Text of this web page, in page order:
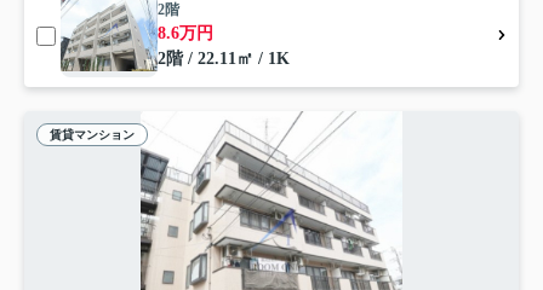
2階
8.6万円
2階 / 22.11㎡ / 1K
賃貸マンション